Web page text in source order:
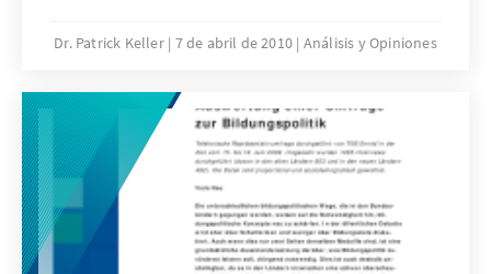
sicherheitspolitischen Landschaft und der
Strategische Konzept muss sich die NATO mit
allen drei Fragen erneut auseinandersetzen.
Dieses Papier führt einige Überlegungen ins
Feld, warum die NATO auf die nukleare
Abschreckung nicht verzichten sollte und wie
dies im neuen Strategischen Konzept
reflektiert werden kann.
Dr. Patrick Keller 7 de abril de 2010 Análisis y Opiniones